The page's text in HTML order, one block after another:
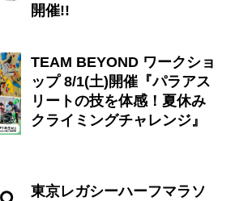
開催!!
TEAM BEYOND ワークショ
ップ 8/1(土)開催『パラアス
リートの技を体感！夏休み
クライミングチャレンジ』
東京レガシーハーフマラソ